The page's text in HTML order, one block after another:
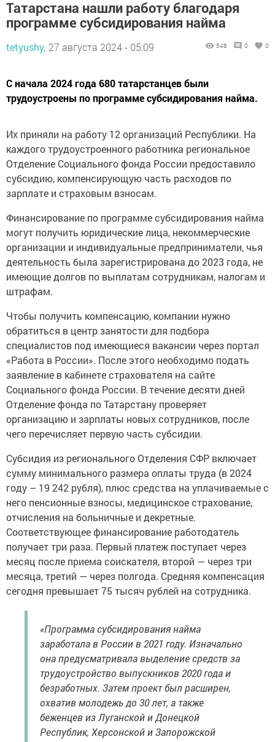
Татарстана нашли работу благодаря
программе субсидирования найма
tetyushy, 27 августа 2024 - 05:09 548 0 0
С начала 2024 года 680 татарстанцев были
трудоустроены по программе субсидирования найма.
Их приняли на работу 12 организаций Республики. На
каждого трудоустроенного работника региональное
Отделение Социального фонда России предоставило
субсидию, компенсирующую часть расходов по
зарплате и страховым взносам.
Финансирование по программе субсидирования найма
могут получить юридические лица, некоммерческие
организации и индивидуальные предприниматели, чья
деятельность была зарегистрирована до 2023 года, не
имеющие долгов по выплатам сотрудникам, налогам и
штрафам.
Чтобы получить компенсацию, компании нужно
обратиться в центр занятости для подбора
специалистов под имеющиеся вакансии через портал
«Работа в России». После этого необходимо подать
заявление в кабинете страхователя на сайте
Социального фонда России. В течение десяти дней
Отделение фонда по Татарстану проверяет
организацию и зарплаты новых сотрудников, после
чего перечисляет первую часть субсидии.
Субсидия из регионального Отделения СФР включает
сумму минимального размера оплаты труда (в 2024
году – 19 242 рубля), плюс средства на уплачиваемые с
него пенсионные взносы, медицинское страхование,
отчисления на больничные и декретные.
Соответствующее финансирование работодатель
получает три раза. Первый платеж поступает через
месяц после приема соискателя, второй — через три
месяца, третий — через полгода. Средняя компенсация
сегодня превышает 75 тысяч рублей на сотрудника.
«Программа субсидирования найма
заработала в России в 2021 году. Изначально
она предусматривала выделение средств за
трудоустройство выпускников 2020 года и
безработных. Затем проект был расширен,
охватив молодежь до 30 лет, а также
беженцев из Луганской и Донецкой
Республик, Херсонской и Запорожской